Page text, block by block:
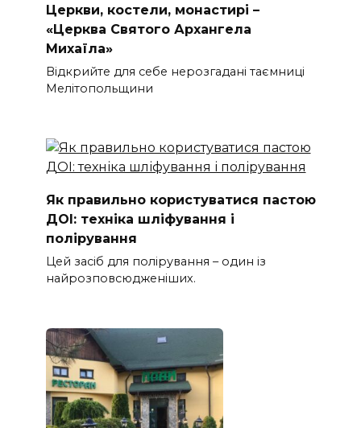
Церкви, костели, монастирі –
«Церква Святого Архангела
Михаїла»
Відкрийте для себе нерозгадані таємниці
Мелітопольщини
Як правильно користуватися пастою
ДОІ: техніка шліфування і
полірування
Цей засіб для полірування – один із
найрозповсюдженіших.